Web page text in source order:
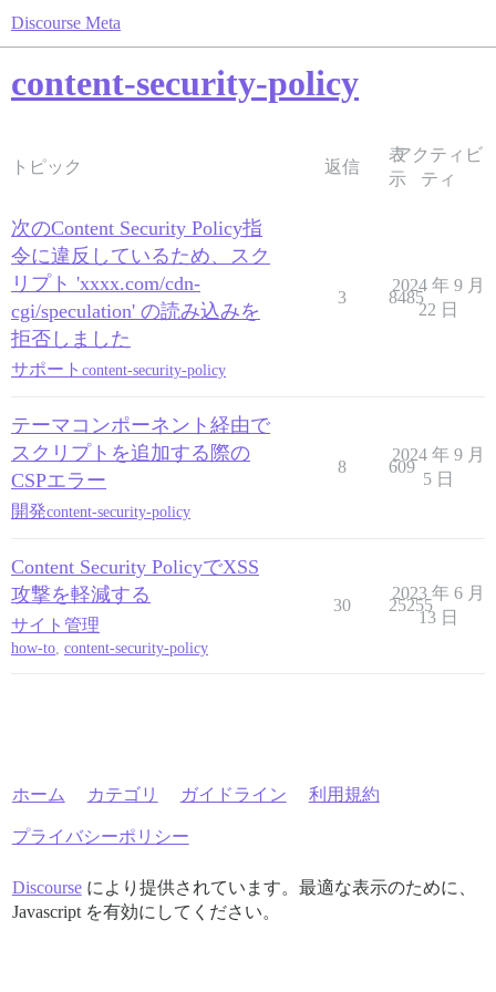
Discourse Meta
content-security-policy
トピック 返信
表
示
アクティビ
ティ
次のContent Security Policy指
令に違反しているため、スク
リプト 'xxxx.com/cdn-
cgi/speculation' の読み込みを
拒否しました
サポート content-security-policy
3 8485
2024 年 9 月
22 日
テーマコンポーネント経由で
スクリプトを追加する際の
CSPエラー
開発content-security-policy
8 609
2024 年 9 月
5 日
Content Security PolicyでXSS
攻撃を軽減する
サイト管理
how-to, content-security-policy
30 25255
2023 年 6 月
13 日
ホーム カテゴリ ガイドライン 利用規約
プライバシーポリシー
Discourseにより提供されています。最適な表示のために、
Javascript を有効にしてください。